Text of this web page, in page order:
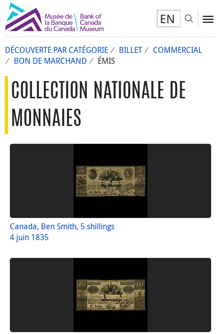
EN
DÉCOUVERTE PAR CATÉGORIE BILLET
COMMERCIAL
BON DE MARCHAND
ÉMIS
COLLECTION NATIONALE DE
MONNAIES
Canada, Ben Smith, 5 shillings
4 juin 1835